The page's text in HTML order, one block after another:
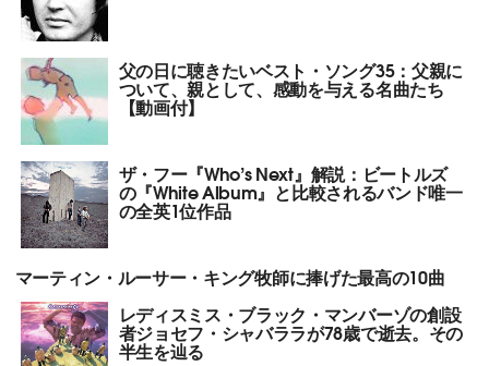
父の日に聴きたいベスト・ソング35：父親に
ついて、親として、感動を与える名曲たち
【動画付】
ザ・フー『Who’s Next』解説：ビートルズ
の『White Album』と比較されるバンド唯一
の全英1位作品
マーティン・ルーサー・キング牧師に捧げた最高の10曲
レディスミス・ブラック・マンバーゾの創設
者ジョセフ・シャバララが78歳で逝去。その
半生を辿る